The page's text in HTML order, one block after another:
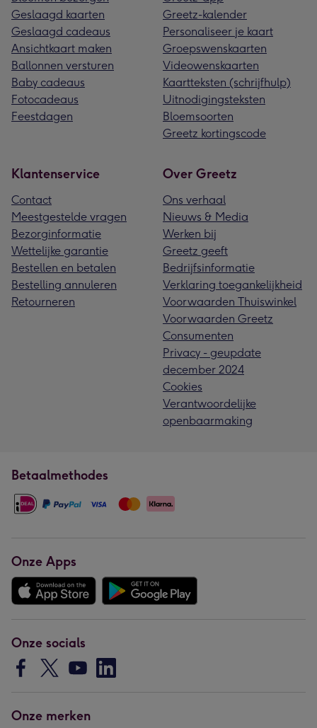
Geslaagd kaarten
Geslaagd cadeaus
Ansichtkaart maken
Ballonnen versturen
Baby cadeaus
Fotocadeaus
Feestdagen
Greetz-kalender
Personaliseer je kaart
Groepswenskaarten
Videowenskaarten
Kaartteksten (schrijfhulp)
Uitnodigingsteksten
Bloemsoorten
Greetz kortingscode
Klantenservice
Contact
Meestgestelde vragen
Bezorginformatie
Wettelijke garantie
Bestellen en betalen
Bestelling annuleren
Retourneren
Over Greetz
Ons verhaal
Nieuws & Media
Werken bij
Greetz geeft
Bedrijfsinformatie
Verklaring toegankelijkheid
Voorwaarden Thuiswinkel
Voorwaarden Greetz
Consumenten
Privacy - geupdate
december 2024
Cookies
Verantwoordelijke
openbaarmaking
Betaalmethodes
Onze Apps
Onze socials
Onze merken